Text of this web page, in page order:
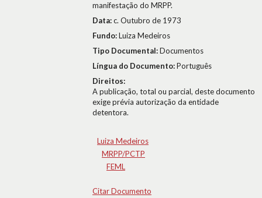
manifestação do MRPP.
Data:c. Outubro de 1973
Fundo:Luiza Medeiros
Tipo Documental:Documentos
Língua do Documento:Português
Direitos:
A publicação, total ou parcial, deste documento
exige prévia autorização da entidade
detentora.
Luiza Medeiros
MRPP/PCTP
FEML
Citar Documento